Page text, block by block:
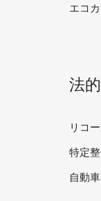
エコ
法
リコ
特定
自動